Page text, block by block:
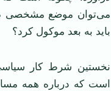
می‌توان موضع مشخصی
باید به بعد موکول کرد؟
نخستین شرط کار
است که درباره همه